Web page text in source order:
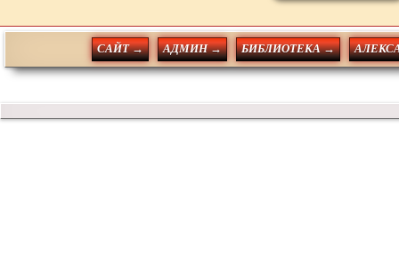
САЙТ → АДМИН → БИБЛИОТЕКА →